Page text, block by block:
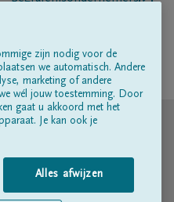
zijn nodig voor de
we automatisch. Andere
marketing of andere
wél jouw toestemming. Door
gaat u akkoord met het
Je kan ook je
Alles afwijzen